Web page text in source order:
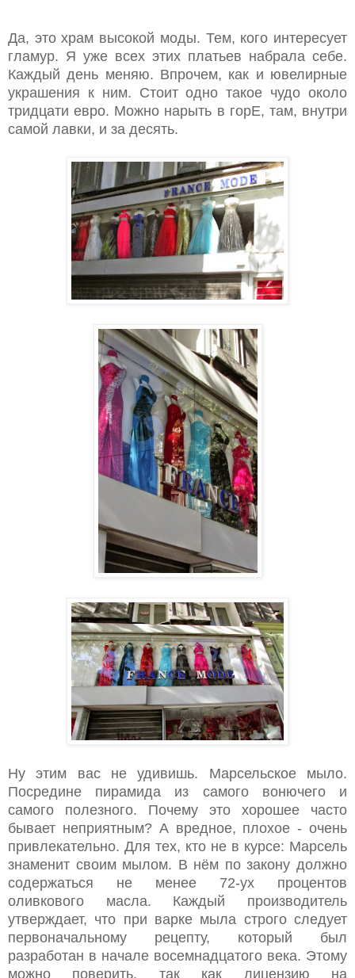
Да, это храм высокой моды. Тем, кого интересует
гламур. Я уже всех этих платьев набрала себе.
Каждый день меняю. Впрочем, как и ювелирные
украшения к ним. Стоит одно такое чудо около
тридцати евро. Можно нарыть в горЕ, там, внутри
самой лавки, и за десять.
Ну этим вас не удивишь. Марсельское мыло.
Посредине пирамида из самого вонючего и
самого полезного. Почему это хорошее часто
бывает неприятным? А вредное, плохое - очень
привлекательно. Для тех, кто не в курсе: Марсель
знаменит своим мылом. В нём по закону должно
содержаться не менее 72-ух процентов
оливкового масла. Каждый производитель
утверждает, что при варке мыла строго следует
первоначальному рецепту, который был
разработан в начале восемнадцатого века. Этому
можно поверить, так как лицензию на